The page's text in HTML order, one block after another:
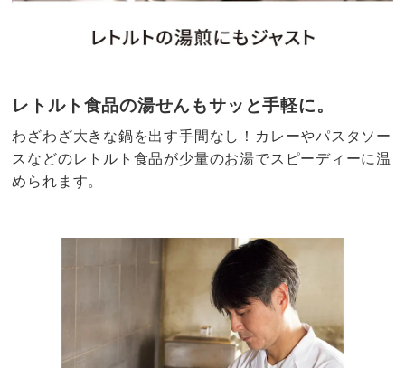
レトルト食品の湯せんもサッと手軽に。
わざわざ大きな鍋を出す手間なし！カレーやパスタソー
スなどのレトルト食品が少量のお湯でスピーディーに温
められます。